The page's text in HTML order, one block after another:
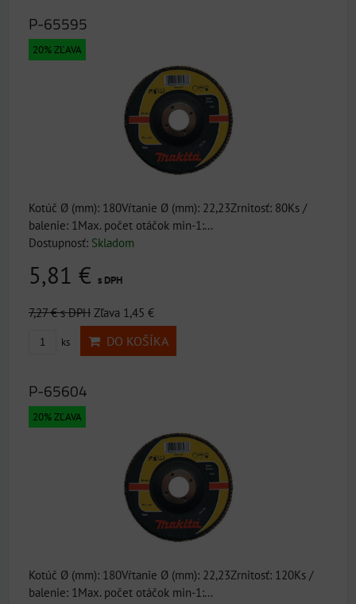
P-65595
20% ZĽAVA
Kotúč Ø (mm): 180Vŕtanie Ø (mm): 22,23Zrnitosť: 80Ks /
balenie: 1Max. počet otáčok min-1:...
Dostupnosť: Skladom
5,81 € s DPH
7,27 €s DPH Zľava 1,45 €
ks DO KOŠÍKA
P-65604
20% ZĽAVA
Kotúč Ø (mm): 180Vŕtanie Ø (mm): 22,23Zrnitosť: 120Ks /
balenie: 1Max. počet otáčok min-1:...